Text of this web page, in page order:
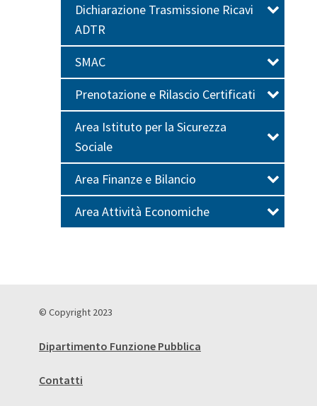
Dichiarazione Trasmissione Ricavi
ADTR
SMAC
Prenotazione e Rilascio Certificati
Area Istituto per la Sicurezza
Sociale
Area Finanze e Bilancio
Area Attività Economiche
© Copyright 2023
Dipartimento Funzione Pubblica
Contatti